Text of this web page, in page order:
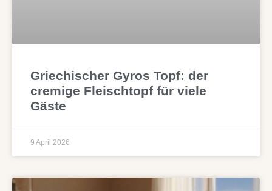
Griechischer Gyros Topf: der
cremige Fleischtopf für viele
Gäste
9 April 2026